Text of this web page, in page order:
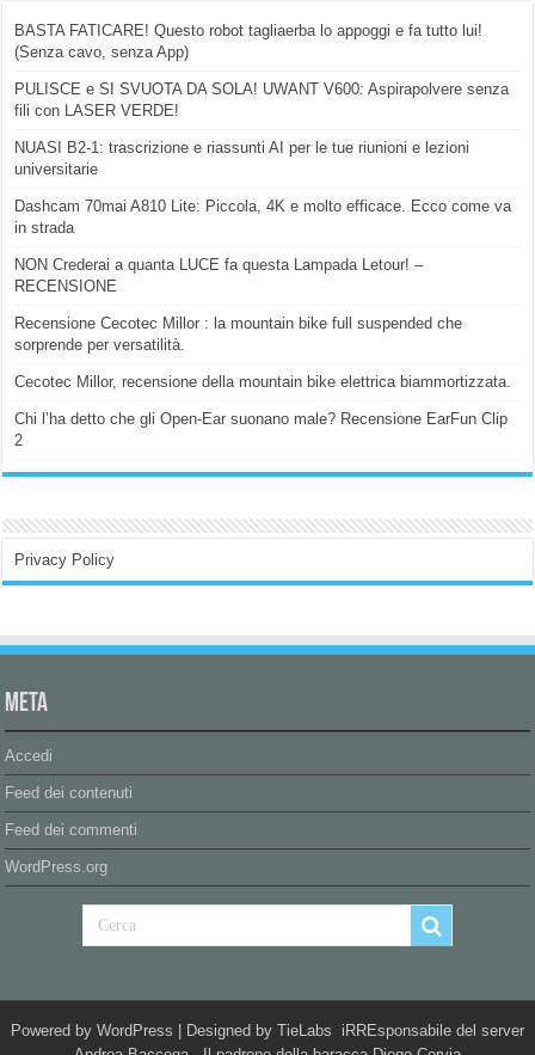
BASTA FATICARE! Questo robot tagliaerba lo appoggi e fa tutto lui!
(Senza cavo, senza App)
PULISCE e SI SVUOTA DA SOLA! UWANT V600: Aspirapolvere senza
fili con LASER VERDE!
NUASI B2-1: trascrizione e riassunti AI per le tue riunioni e lezioni
universitarie
Dashcam 70mai A810 Lite: Piccola, 4K e molto efficace. Ecco come va
in strada
NON Crederai a quanta LUCE fa questa Lampada Letour! –
RECENSIONE
Recensione Cecotec Millor : la mountain bike full suspended che
sorprende per versatilità.
Cecotec Millor, recensione della mountain bike elettrica biammortizzata.
Chi l’ha detto che gli Open-Ear suonano male? Recensione EarFun Clip
2
Privacy Policy
Meta
Accedi
Feed dei contenuti
Feed dei commenti
WordPress.org
Powered by WordPress | Designed by TieLabs iRREsponsabile del server